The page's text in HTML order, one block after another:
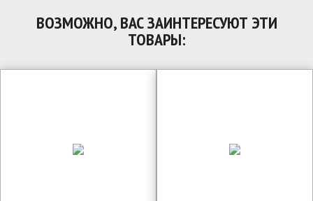
ВОЗМОЖНО, ВАС ЗАИНТЕРЕСУЮТ ЭТИ
ТОВАРЫ: